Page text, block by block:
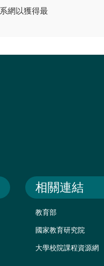
網以獲得最
相關連結
教育部
國家教育研究院
大學校院課程資源網